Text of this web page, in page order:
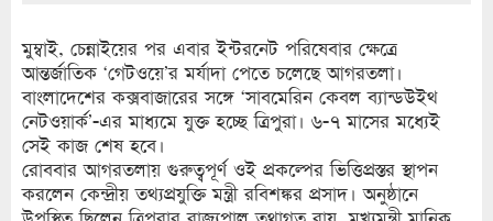
মুম্বাই, চেন্নাইয়ের পর এবার ইন্টরনেট পরিষেবার ক্ষেত্রে
আন্তর্জাতিক ‘গেটওয়ে’র মর্যাদা পেতে চলেছে আগরতলা।
বাংলাদেশের কক্সবাজারের সঙ্গে ‘সাবমেরিন কেবল ব্যান্ডউইথ
নেটওয়ার্ক’-এর মাধ্যমে যুক্ত হচ্ছে ত্রিপুরা। ৬-৭ মাসের মধ্যেই
সেই কাজ শেষ হবে।
রোববার আগরতলায় গুরুত্বপূর্ণ ওই প্রকল্পের ভিত্তিপ্রস্তর স্থাপন
করলেন কেন্দ্রীয় তথ্যপ্রযুক্তি মন্ত্রী রবিশঙ্কর প্রসাদ। অনুষ্ঠানে